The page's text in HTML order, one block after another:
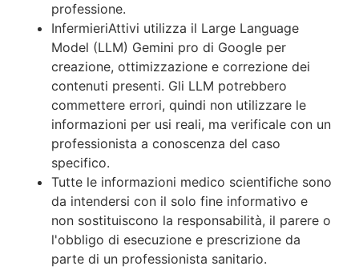
professione.
InfermieriAttivi utilizza il Large Language
Model (LLM) Gemini pro di Google per
creazione, ottimizzazione e correzione dei
contenuti presenti. Gli LLM potrebbero
commettere errori, quindi non utilizzare le
informazioni per usi reali, ma verificale con un
professionista a conoscenza del caso
specifico.
Tutte le informazioni medico scientifiche sono
da intendersi con il solo fine informativo e
non sostituiscono la responsabilità, il parere o
l'obbligo di esecuzione e prescrizione da
parte di un professionista sanitario.